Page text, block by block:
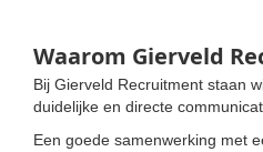
Waarom Gierveld
Bij Gierveld Recruitment staan
duidelijke en directe
Een goede samenwerking met